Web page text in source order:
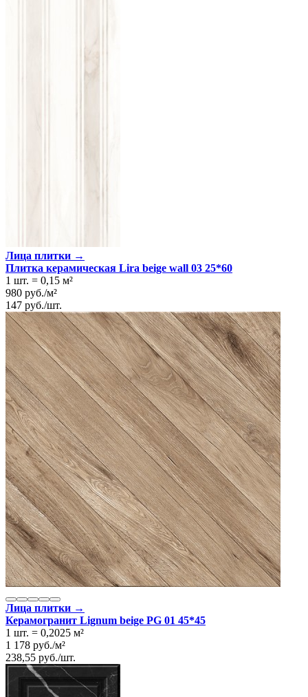
Лица плитки →
Плитка керамическая Lira beige wall 03 25*60
1 шт. = 0,15 м²
980 руб./м²
147 руб./шт.
Лица плитки →
Керамогранит Lignum beige PG 01 45*45
1 шт. = 0,2025 м²
1 178 руб./м²
238,55 руб./шт.